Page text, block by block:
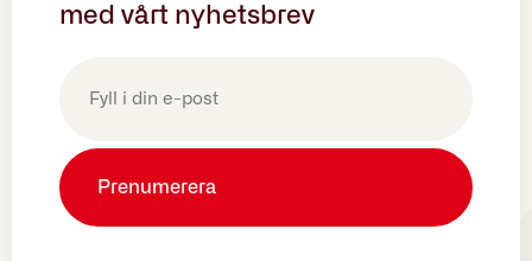
med vårt nyhetsbrev
(Obligatoriskt)